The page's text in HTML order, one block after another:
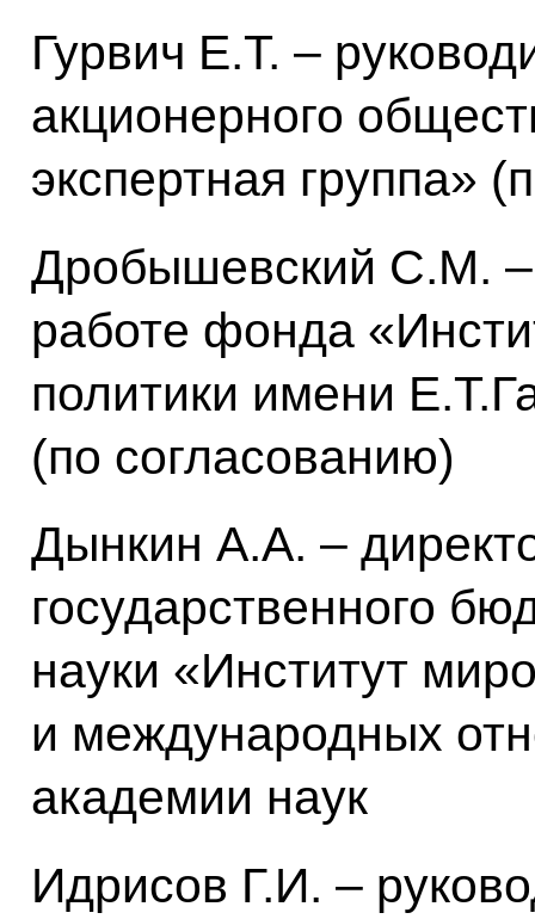
Гурвич Е.Т. –
акционерного
экспертная группа»
Дробышевский С.М. –
работе фонда
политики имени
(по согласованию)
Дынкин А.А. –
государственного
науки «Институт
и международных
академии наук
Идрисов Г.И. –